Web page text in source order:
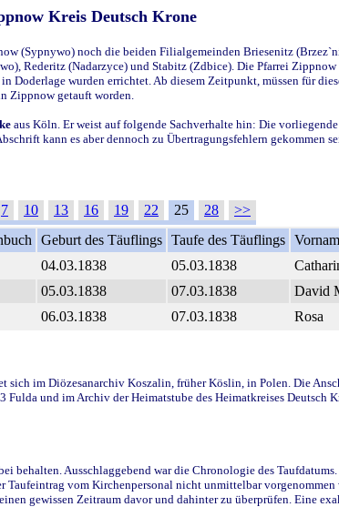
Kreis Deutsch Krone
(Sypnywo) noch die beiden Filialgemeinden Briesenitz
Rederitz (Nadarzyce) und Stabitz (Zdbice). Die Pfarrei
wurden errichtet. Ab diesem Zeitpunkt, müssen für
Zippnow getauft worden.
aus Köln. Er weist auf folgende Sachverhalte hin: Die
kann es aber dennoch zu Übertragungsfehlern gekommen
7 10 13 16 19 22 25 28
>>
Geburt des Täuflings Taufe des Täuflings
04.03.1838 05.03.1838
05.03.1838 07.03.1838 David
06.03.1838 07.03.1838 Rosa
sich im Diözesanarchiv Koszalin, früher Köslin, in Polen. Die
Fulda und im Archiv der Heimatstube des Heimatkreises
behalten. Ausschlaggebend war die Chronologie des
Taufeintrag vom Kirchenpersonal nicht unmittelbar
gewissen Zeitraum davor und dahinter zu überprüfen. Eine